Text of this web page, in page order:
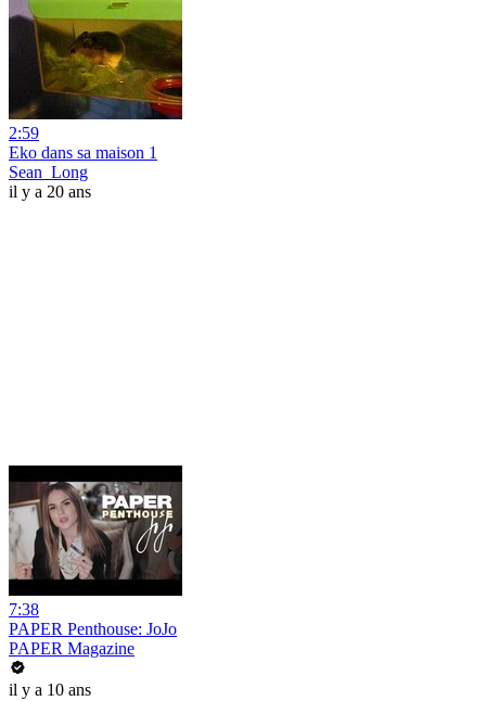
2:59
Eko dans sa maison 1
Sean_Long
il y a 20 ans
7:38
PAPER Penthouse: JoJo
PAPER Magazine
il y a 10 ans